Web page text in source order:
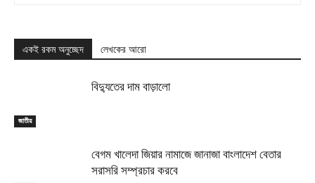
একই রকম অনুচ্ছেদ লেখকের আরো
জাতীয়
বিদ্যুতের দাম বাড়ালো
বেগম খালেদা জিয়ার নামাজে জানাজা বাংলাদেশ বেতার
সরাসরি সম্প্রচার করবে